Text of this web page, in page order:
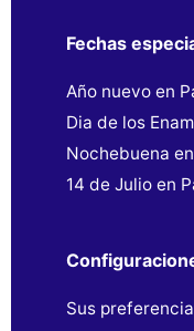
Fechas
Año nuevo en
Dia de los
Nochebuena
14 de Julio en
Sus